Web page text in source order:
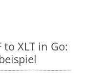
XLT in Go: